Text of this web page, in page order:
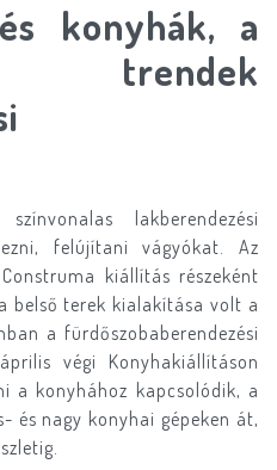
konyhák, a
trendek
lakberendezési
felújítani vágyókat. Az
kiállítás részeként
belső terek kialakítása volt a
a fürdőszobaberendezési
végi Konyhakiállításon
a konyhához kapcsolódik, a
és nagy konyhai gépeken át,